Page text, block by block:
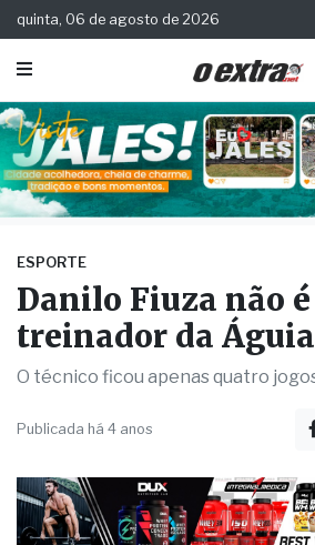
quinta, 06 de agosto de 2026
ESPORTE
Danilo Fiuza não
treinador da Águia
O técnico ficou apenas quatro
Publicada há 4 anos